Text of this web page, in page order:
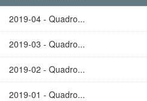
2019-04 - Quadro...
2019-03 - Quadro...
2019-02 - Quadro...
2019-01 - Quadro...